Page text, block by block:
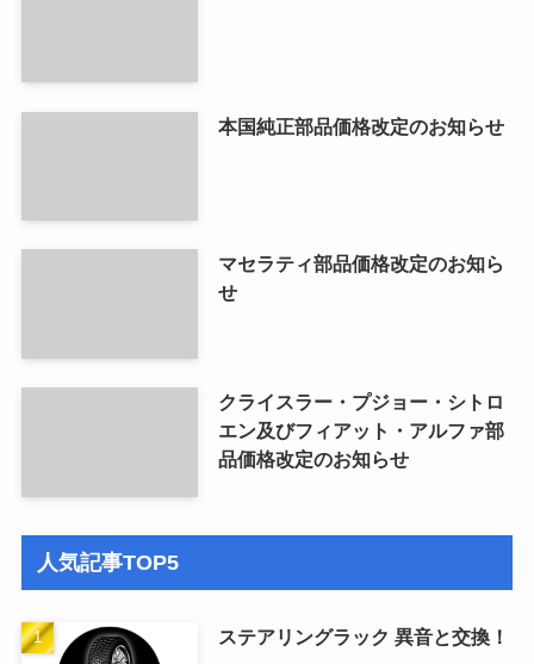
本国純正部品価格改定のお知らせ
マセラティ部品価格改定のお知ら
せ
クライスラー・プジョー・シトロ
エン及びフィアット・アルファ部
品価格改定のお知らせ
人気記事TOP5
ステアリングラック 異音と交換！